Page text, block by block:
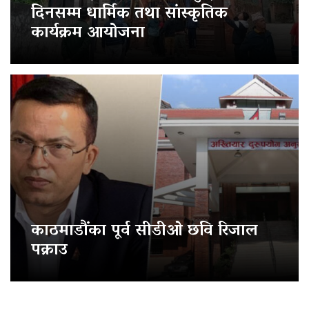
दिनसम्म धार्मिक तथा सांस्कृतिक
कार्यक्रम आयोजना
काठमाडौंका पूर्व सीडीओ छवि रिजाल
पक्राउ